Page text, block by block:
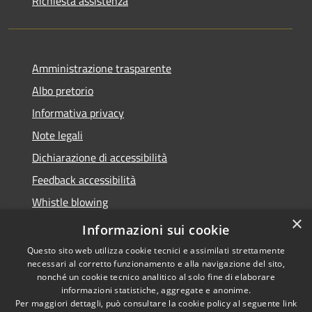
Amministrazione trasparente
Albo pretorio
Informativa privacy
Note legali
Dichiarazione di accessibilità
Feedback accessibilità
Whistle blowing
Titolare potere sostitutivo
Copyright © 2026 • Comune di
×
Informazioni sui cookie
Questo sito web utilizza cookie tecnici e assimilati strettamente
necessari al corretto funzionamento e alla navigazione del sito,
nonché un cookie tecnico analitico al solo fine di elaborare
informazioni statistiche, aggregate e anonime.
Per maggiori dettagli, può consultare la cookie policy al seguente link